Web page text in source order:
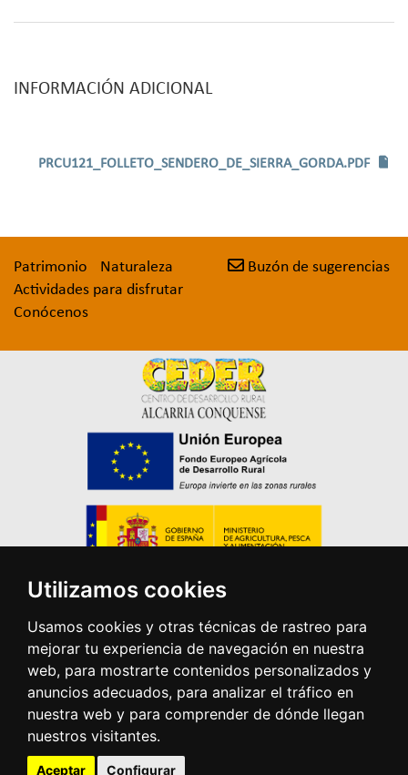
Utilizamos cookies
Usamos cookies y otras técnicas de rastreo para
mejorar tu experiencia de navegación en nuestra
web, para mostrarte contenidos personalizados y
anuncios adecuados, para analizar el tráfico en
nuestra web y para comprender de dónde llegan
nuestros visitantes.
Aceptar Configurar
valle y regresaremos al pueblo por una amplia
Precaución en época lluviosa o tras fuertes heladas;
INFORMACIÓN ADICIONAL
PRCU121_FOLLETO_SENDERO_DE_SIERRA_GORDA.PDF
Patrimonio
Naturaleza
Actividades para disfrutar
Conócenos
Buzón de sugerencias